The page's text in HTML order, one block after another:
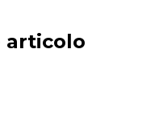
articolo